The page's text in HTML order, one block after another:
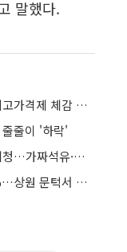
말했다.
김정관 장관 "기름값 인하 속도 느려⋯최고가격제 체감 위해 총력"
줄이 '하락'
휘발윳값 1900원 넘자 단속 칼 빼든 국세청…가짜석유·면세유 유출 점검
美 클래리티 법안 연내 통과 가능성 13%…상원 문턱서 제동